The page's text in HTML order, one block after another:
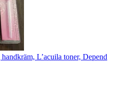
L’acuila toner, Depend